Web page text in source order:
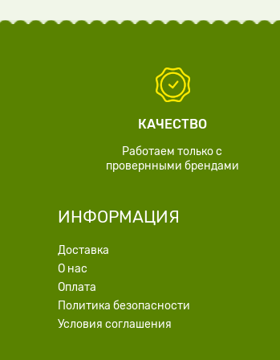
КАЧЕСТВО
Работаем только с
провернными брендами
ИНФОРМАЦИЯ
Доставка
О нас
Оплата
Политика безопасности
Условия соглашения